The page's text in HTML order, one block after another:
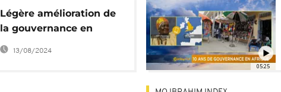
Légère amélioration de
la gouvernance en
Afrique
13/08/2024
05:25